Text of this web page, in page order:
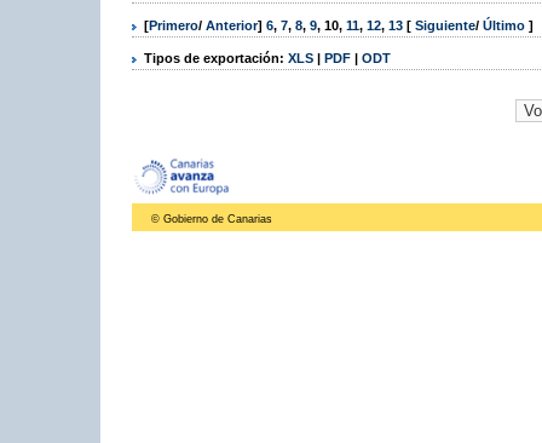
[Primero/ Anterior] 6, 7, 8, 9, 10, 11, 12, 13 [ Siguiente/ Último ]
Tipos de exportación: XLS | PDF | ODT
© Gobierno de Canarias